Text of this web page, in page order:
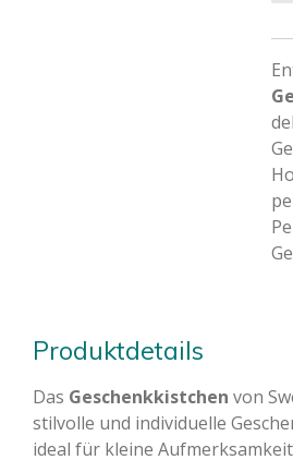
Produktdetails
Das Geschenkkistchen von
stilvolle und individuelle
ideal für kleine